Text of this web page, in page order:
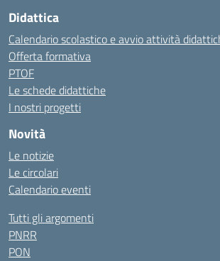
Didattica
Calendario scolastico e avvio attività
Offerta formativa
PTOF
Le schede didattiche
I nostri progetti
Novità
Le notizie
Le circolari
Calendario eventi
Tutti gli argomenti
PNRR
PON